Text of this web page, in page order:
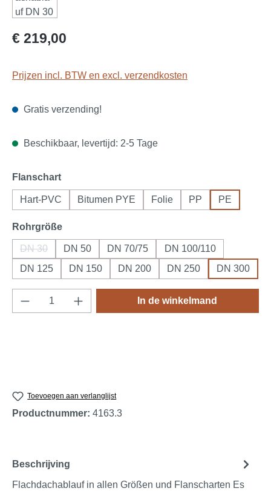
Normale prijs:
€ 219,00
Prijzen incl. BTW en excl. verzendkosten
Gratis verzending!
Beschikbaar, levertijd: 2-5 Tage
Selecteer
Flanschart
Hart-PVC Bitumen PYE Folie PP PE
Selecteer
Rohrgröße
DN 30
(Deze optie is momenteel niet beschikbaar.)
DN 50 DN 70/75
DN 100/110
DN 125
DN 150 DN 200 DN 250 DN 300
Producthoeveelheid: Voer de gewenste
In de winkelmand
Toevoegen aan verlanglijst
Productnummer: 4163.3
Beschrijving
Flachdachablauf in allen Größen und Flanscharten Es